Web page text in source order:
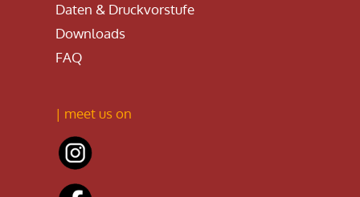
Daten & Druckvorstufe
Downloads
FAQ
| meet us on